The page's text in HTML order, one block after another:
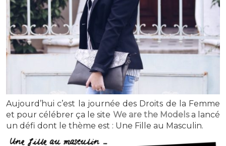
Aujourd’hui c’est la journée des Droits de la Femme
et pour célébrer ça le site We are the Modelsa lancé
un défi dont le thème est : Une Fille au Masculin.